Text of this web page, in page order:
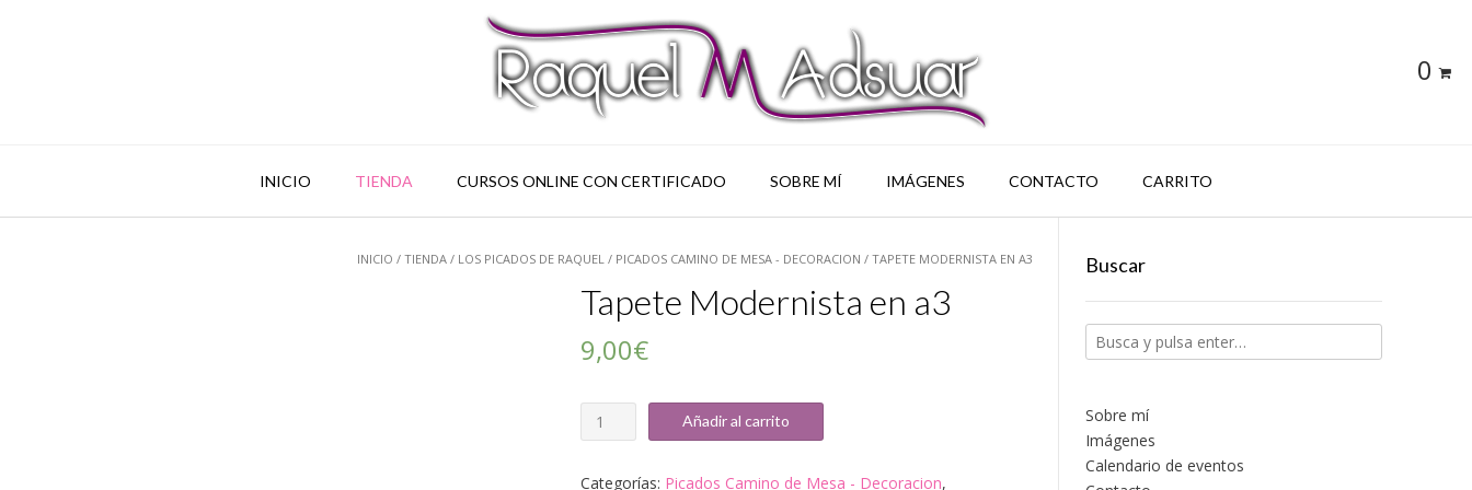
0
INICIO TIENDA CURSOS ONLINE CON CERTIFICADO SOBRE MÍ IMÁGENES CONTACTO CARRITO
INICIO /TIENDA / LOS PICADOS DE RAQUEL / PICADOS CAMINO DE MESA - DECORACION / TAPETE MODERNISTA EN A3
Tapete Modernista en a3
9,00€
Cantidad Añadir al carrito
Categorías: Picados Camino de Mesa - Decoracion,
Buscar
Sobre mí
Imágenes
Calendario de eventos